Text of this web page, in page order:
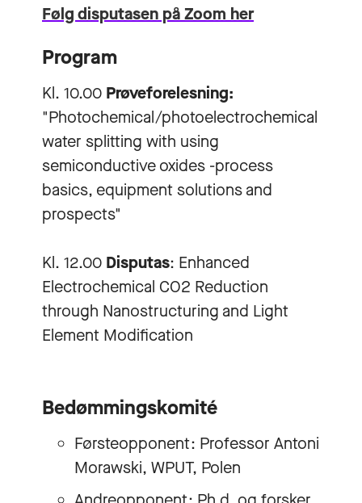
Følg disputasen på Zoom her
Program
Kl. 10.00 Prøveforelesning:
"Photochemical/photoelectrochemical
water splitting with using
semiconductive oxides -process
basics, equipment solutions and
prospects"
Kl. 12.00 Disputas: Enhanced
Electrochemical CO2 Reduction
through Nanostructuring and Light
Element Modification
Bedømmingskomité
Førsteopponent: Professor Antoni
Morawski, WPUT, Polen